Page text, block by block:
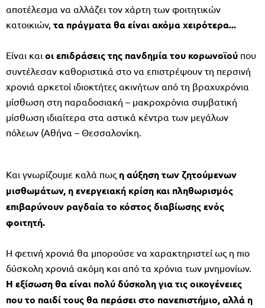
αποτέλεσμα να αλλάζει τον χάρτη των φοιτητικών
κατοικιών, τα πράγματα θα είναι ακόμα χειρότερα...
Είναι και οι επιδράσεις της πανδημία του κορωνοϊού που
συντέλεσαν καθοριστικά στο να επιστρέψουν τη περσινή
χρονιά αρκετοί ιδιοκτήτες ακινήτων από τη βραχυχρόνια
μίσθωση στη παραδοσιακή – μακροχρόνια συμβατική
μίσθωση ιδιαίτερα στα αστικά κέντρα των μεγάλων
πόλεων (Αθήνα – Θεσσαλονίκη.
Και γνωρίζουμε καλά πως η αύξηση των ζητούμενων
μισθωμάτων, η ενεργειακή κρίση και πληθωρισμός
επιβαρύνουν ραγδαία το κόστος διαβίωσης ενός
φοιτητή.
Η φετινή χρονιά θα μπορούσε να χαρακτηριστεί ως η πιο
δύσκολη χρονιά ακόμη και από τα χρόνια των μνημονίων.
Η εξίσωση θα είναι πολύ δύσκολη για τις οικογένειες
που το παιδί τους θα περάσει στο πανεπιστήμιο, αλλά η